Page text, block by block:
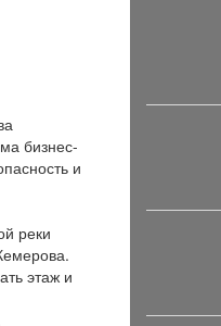
бизнес-
и
реки
этаж и